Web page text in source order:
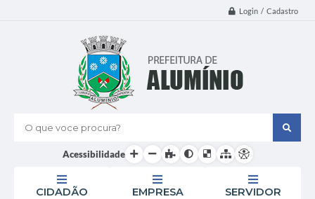
Login / Cadastro
O que voce procura?
Acessibilidade
CIDADÃO EMPRESA SERVIDOR